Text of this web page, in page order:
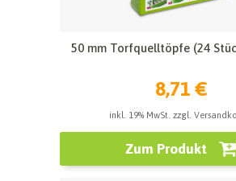
50 mm Torfquelltöpfe (24
8,71 €
inkl. 19% MwSt. zzgl.
Zum Produkt